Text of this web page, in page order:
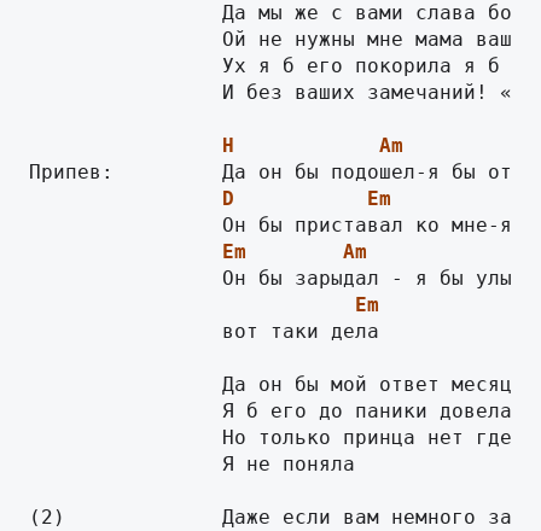
Да мы же с вами слава
Ой не нужны мне мама ваши
Ух я б его покорила я б
И без ваших замечаний!
H Am
D Em
Em Am
Em
                вот таки дела
Да он бы мой ответ месяц
                Я б его до паники довела
Но только принца нет где
                Я не поняла
(2)             Даже если вам немного за